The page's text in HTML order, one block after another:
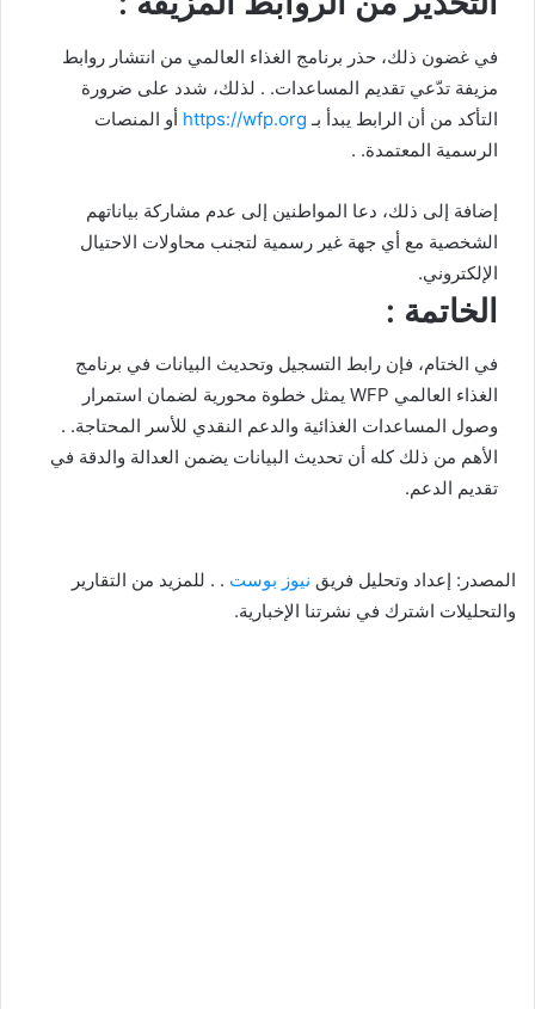
في غضون ذلك، حذر برنامج الغذاء العالمي من انتشار روابط
مزيفة تدّعي تقديم المساعدات. . لذلك، شدد على ضرورة
التأكد من أن الرابط يبدأ بـ https://wfp.org أو المنصات
الرسمية المعتمدة. .
إضافة إلى ذلك، دعا المواطنين إلى عدم مشاركة بياناتهم
الشخصية مع أي جهة غير رسمية لتجنب محاولات الاحتيال
الإلكتروني.
الخاتمة :
في الختام، فإن رابط التسجيل وتحديث البيانات في برنامج
الغذاء العالمي WFP يمثل خطوة محورية لضمان استمرار
وصول المساعدات الغذائية والدعم النقدي للأسر المحتاجة. .
الأهم من ذلك كله أن تحديث البيانات يضمن العدالة والدقة في
تقديم الدعم.
المصدر: إعداد وتحليل فريق نيوز بوست . . للمزيد من التقارير
والتحليلات اشترك في نشرتنا الإخبارية.